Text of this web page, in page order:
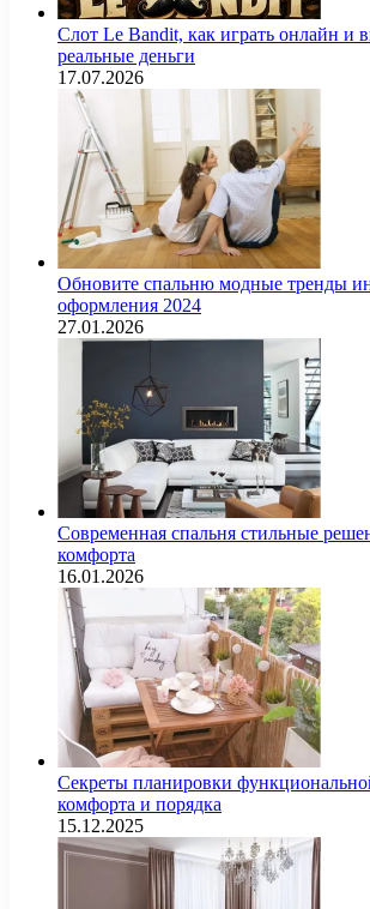
Слот Le Bandit, как играть онлайн и
реальные деньги
17.07.2026
Обновите спальню модные тренды
оформления 2024
27.01.2026
Современная спальня стильные
комфорта
16.01.2026
Секреты планировки
комфорта и порядка
15.12.2025